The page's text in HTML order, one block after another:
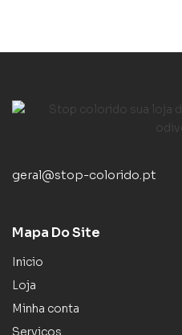
geral@stop-colorido.pt
Mapa Do Site
Inicio
Loja
Minha conta
Serviços